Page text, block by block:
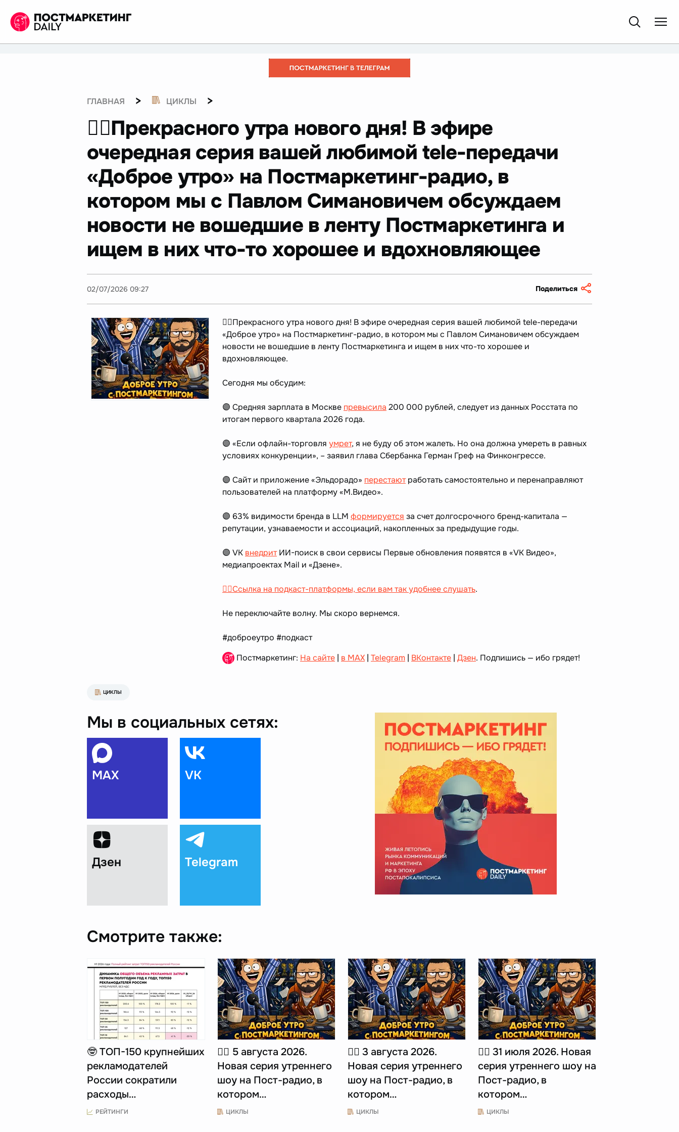
ГЛАВНАЯ > ЦИКЛЫ >
☝🏻Прекрасного утра нового дня! В эфире
очередная серия вашей любимой tele-передачи
«Доброе утро» на Постмаркетинг-радио, в
котором мы с Павлом Симановичем обсуждаем
новости не вошедшие в ленту Постмаркетинга и
ищем в них что-то хорошее и вдохновляющее
02/07/2026 09:27 Поделиться
☝🏻Прекрасного утра нового дня! В эфире очередная серия вашей любимой tele-передачи
«Доброе утро» на Постмаркетинг-радио, в котором мы с Павлом Симановичем обсуждаем
новости не вошедшие в ленту Постмаркетинга и ищем в них что-то хорошее и
вдохновляющее.
Сегодня мы обсудим:
🟣 Средняя зарплата в Москве превысила 200 000 рублей, следует из данных Росстата по
итогам первого квартала 2026 года.
🟣 «Если офлайн-торговля умрет, я не буду об этом жалеть. Но она должна умереть в равных
условиях конкуренции», – заявил глава Сбербанка Герман Греф на Финконгрессе.
🟣 Сайт и приложение «Эльдорадо» перестаютработать самостоятельно и перенаправляют
пользователей на платформу «М.Видео».
🟣 63% видимости бренда в LLM формируется за счет долгосрочного бренд-капитала —
репутации, узнаваемости и ассоциаций, накопленных за предыдущие годы.
🟣 VK внедритИИ-поиск в свои сервисы Первые обновления появятся в «VK Видео»,
медиапроектах Mail и «Дзене».
👉🏻Ссылка на подкаст-платформы, если вам так удобнее слушать.
Не переключайте волну. Мы скоро вернемся.
#доброеутро #подкаст
Постмаркетинг: На сайте | в MAX | Telegram | ВКонтакте | Дзен. Подпишись — ибо грядет!
ЦИКЛЫ
Мы в социальных сетях:
MAX VK
Дзен Telegram
Смотрите также:
🤓 ТОП-150 крупнейших
рекламодателей
России сократили
расходы…
РЕЙТИНГИ
☝🏻 5 августа 2026.
Новая серия утреннего
шоу на Пост-радио, в
котором…
ЦИКЛЫ
☝🏻 3 августа 2026.
Новая серия утреннего
шоу на Пост-радио, в
котором…
ЦИКЛЫ
☝🏻 31 июля 2026. Новая
серия утреннего шоу на
Пост-радио, в
котором…
ЦИКЛЫ